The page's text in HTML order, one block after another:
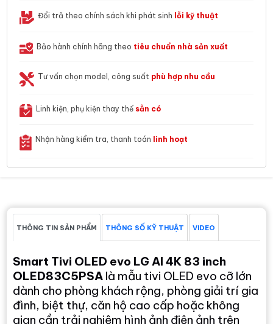
Đổi trả theo chính sách khi phát sinh lỗi kỹ thuật
Bảo hành chính hãng theo tiêu chuẩn nhà sản xuất
Tư vấn chọn model, công suất phù hợp nhu cầu
Linh kiện, phụ kiện thay thế sẵn có
Nhận hàng kiểm tra, thanh toán linh hoạt
THÔNG TIN SẢN PHẨM THÔNG SỐ KỸ THUẬT VIDEO
Smart Tivi OLED evo LG AI 4K 83 inch
OLED83C5PSA là mẫu tivi OLED evo cỡ lớn
dành cho phòng khách rộng, phòng giải trí gia
đình, biệt thự, căn hộ cao cấp hoặc không
gian cần trải nghiệm hình ảnh điện ảnh trên